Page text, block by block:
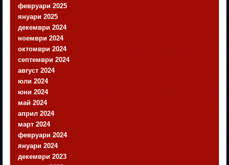
февруари 2025
януари 2025
декември 2024
ноември 2024
октомври 2024
септември 2024
август 2024
юли 2024
юни 2024
май 2024
април 2024
март 2024
февруари 2024
януари 2024
декември 2023